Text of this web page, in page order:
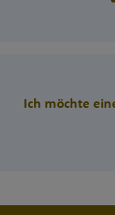
Ich möchte